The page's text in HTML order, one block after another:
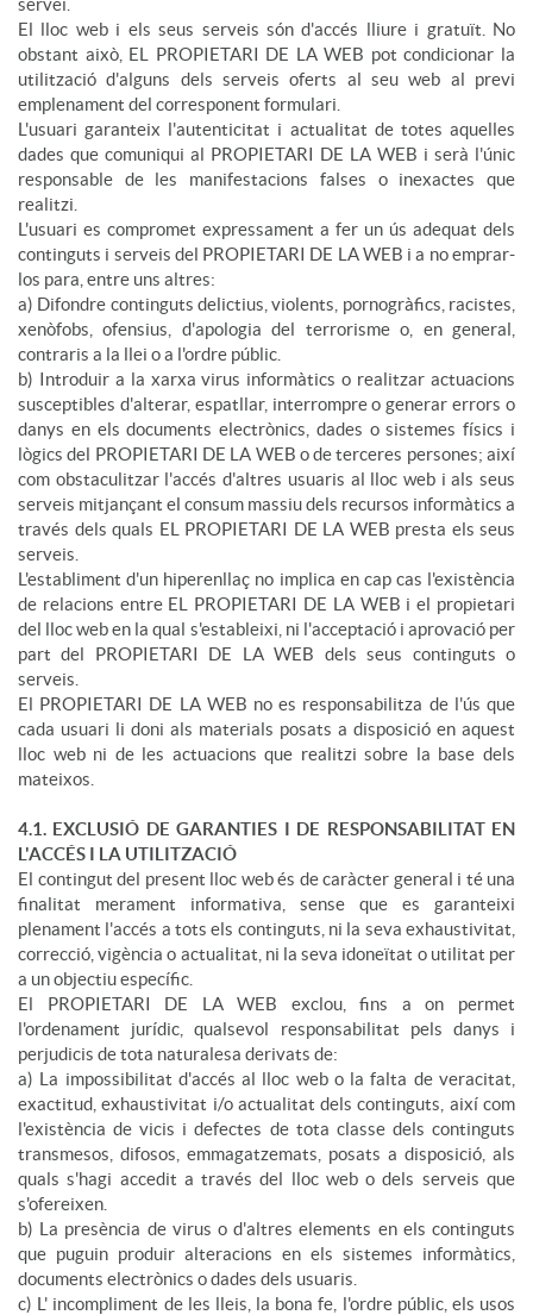
servei.
El lloc web i els seus serveis són d'accés lliure i gratuït. No
obstant això, EL PROPIETARI DE LA WEB pot condicionar la
utilització d'alguns dels serveis oferts al seu web al previ
emplenament del corresponent formulari.
L'usuari garanteix l'autenticitat i actualitat de totes aquelles
dades que comuniqui al PROPIETARI DE LA WEB i serà l'únic
responsable de les manifestacions falses o inexactes que
realitzi.
L'usuari es compromet expressament a fer un ús adequat dels
continguts i serveis del PROPIETARI DE LA WEB i a no emprar-
los para, entre uns altres:
a) Difondre continguts delictius, violents, pornogràfics, racistes,
xenòfobs, ofensius, d'apologia del terrorisme o, en general,
contraris a la llei o a l'ordre públic.
b) Introduir a la xarxa virus informàtics o realitzar actuacions
susceptibles d'alterar, espatllar, interrompre o generar errors o
danys en els documents electrònics, dades o sistemes físics i
lògics del PROPIETARI DE LA WEB o de terceres persones; així
com obstaculitzar l'accés d'altres usuaris al lloc web i als seus
serveis mitjançant el consum massiu dels recursos informàtics a
través dels quals EL PROPIETARI DE LA WEB presta els seus
serveis.
L'establiment d'un hiperenllaç no implica en cap cas l'existència
de relacions entre EL PROPIETARI DE LA WEB i el propietari
del lloc web en la qual s'estableixi, ni l'acceptació i aprovació per
part del PROPIETARI DE LA WEB dels seus continguts o
serveis.
El PROPIETARI DE LA WEB no es responsabilitza de l'ús que
cada usuari li doni als materials posats a disposició en aquest
lloc web ni de les actuacions que realitzi sobre la base dels
mateixos.
4.1. EXCLUSIÓ DE GARANTIES I DE RESPONSABILITAT EN
L'ACCÉS I LA UTILITZACIÓ
El contingut del present lloc web és de caràcter general i té una
finalitat merament informativa, sense que es garanteixi
plenament l'accés a tots els continguts, ni la seva exhaustivitat,
correcció, vigència o actualitat, ni la seva idoneïtat o utilitat per
a un objectiu específic.
El PROPIETARI DE LA WEB exclou, fins a on permet
l'ordenament jurídic, qualsevol responsabilitat pels danys i
perjudicis de tota naturalesa derivats de:
a) La impossibilitat d'accés al lloc web o la falta de veracitat,
exactitud, exhaustivitat i/o actualitat dels continguts, així com
l'existència de vicis i defectes de tota classe dels continguts
transmesos, difosos, emmagatzemats, posats a disposició, als
quals s'hagi accedit a través del lloc web o dels serveis que
s'ofereixen.
b) La presència de virus o d'altres elements en els continguts
que puguin produir alteracions en els sistemes informàtics,
documents electrònics o dades dels usuaris.
c) L' incompliment de les lleis, la bona fe, l'ordre públic, els usos